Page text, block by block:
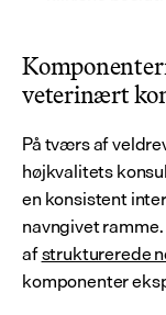
veterinært
På tværs af
højkvalitets
en konsistent
navngivet
af strukturerede
komponenter